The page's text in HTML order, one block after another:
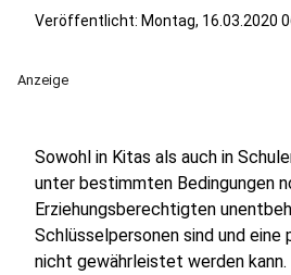
Veröffentlicht: Montag, 16.03.2020
Anzeige
Sowohl in Kitas als auch in
unter bestimmten Bedingungen
Erziehungsberechtigten
Schlüsselpersonen sind und eine
nicht gewährleistet werden kann.